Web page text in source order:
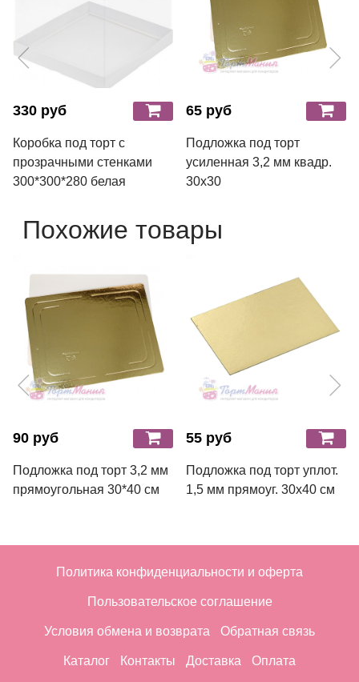
330 руб
Коробка под торт с
прозрачными стенками
300*300*280 белая
65 руб
Подложка под торт
усиленная 3,2 мм квадр.
30х30
Похожие товары
90 руб
Подложка под торт 3,2 мм
прямоугольная 30*40 см
55 руб
Подложка под торт уплот.
1,5 мм прямоуг. 30х40 см
Политика конфиденциальности и оферта
Пользовательское соглашение
Условия обмена и возврата Обратная связь
Каталог Контакты Доставка Оплата